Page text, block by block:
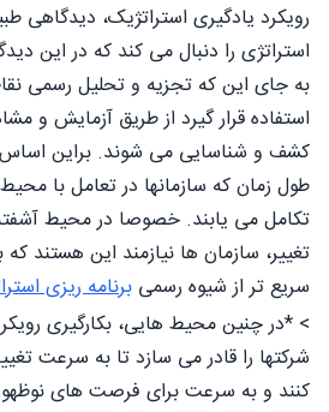
رویکرد یادگیری استراتژیک، دیدگاهی
استراتژی را دنبال می کند که در این
به جای این که تجزیه و تحلیل رسمی
استفاده قرار گیرد از طریق آزمایش و
کشف و شناسایی می شوند. براین اساس،
طول زمان که سازمانها در تعامل با
تکامل می یابند. خصوصا در محیط
تغییر، سازمان ها نیازمند این هستند
سریع تر از شیوه رسمی برنامه ریزی
> *در چنین محیط هایی، بکارگیری
شرکتها را قادر می سازد تا به سرعت
کنند و به سرعت برای فرصت های